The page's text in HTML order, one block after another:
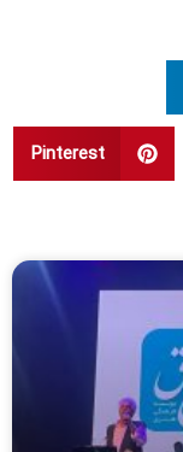
Pinterest